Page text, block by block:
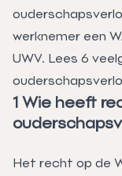
werknemer een
UWV. Lees 6
1 Wie heeft
Het recht op de